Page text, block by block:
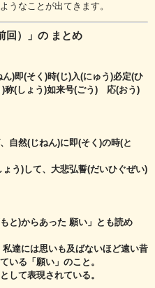
うなことが出てきます。
回）」の まとめ
)即(そく)時(じ)入(にゅう)必定(ひ
称(しょう)如来号(ごう) 応(おう)
自然(じねん)に即(そく)の時(と
う)して、大悲弘誓(だいひぐぜい)
と)からあった 願い」とも読め
達には思いも及ばないほど遠い昔
いる「願い」のこと。
して表現されている。